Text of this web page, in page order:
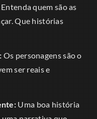
Entenda quem são as
Que histórias
Os personagens são o
ser reais e
Uma boa história